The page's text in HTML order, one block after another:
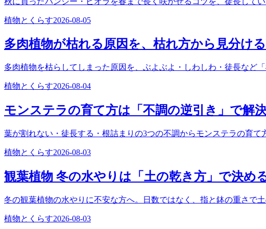
植物とくらす2026-08-05
多肉植物が枯れる原因を、枯れ方から見分け
多肉植物を枯らしてしまった原因を、ぶよぶよ・しわしわ・徒長など
植物とくらす2026-08-04
モンステラの育て方は「不調の逆引き」で解
葉が割れない・徒長する・根詰まりの3つの不調からモンステラの育
植物とくらす2026-08-03
観葉植物 冬の水やりは「土の乾き方」で決め
冬の観葉植物の水やりに不安な方へ。日数ではなく、指と鉢の重さで
植物とくらす2026-08-03